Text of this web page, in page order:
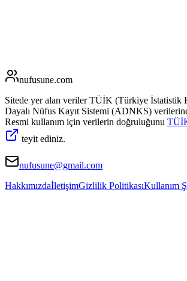
nufusune.com
Sitede yer alan veriler TÜİK (Türkiye İstatistik
Dayalı Nüfus Kayıt Sistemi (ADNKS)
Resmi kullanım için verilerin doğruluğunu
teyit ediniz.
nufusune@gmail.com
HakkımızdaİletişimGizlilik PolitikasıKullanım